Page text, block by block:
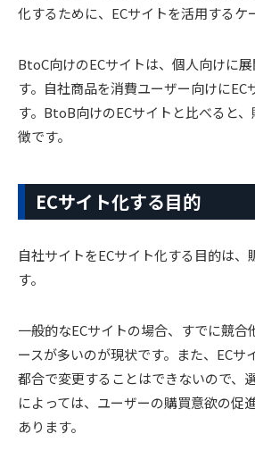
化するために、ECサイトを活用するケ
BtoC向けのECサイトは、個人向けに
す。自社商品を消費ユーザー向けにEC
す。BtoB向けのECサイトと比べると
徴です。
ECサイト化する目的
自社サイトをECサイト化する目的は
す。
一般的なECサイトの場合、すでに競合
ースが多いのが現状です。また、ECサ
都合で変更することはできないので、
によっては、ユーザーの購買意欲の促
あります。